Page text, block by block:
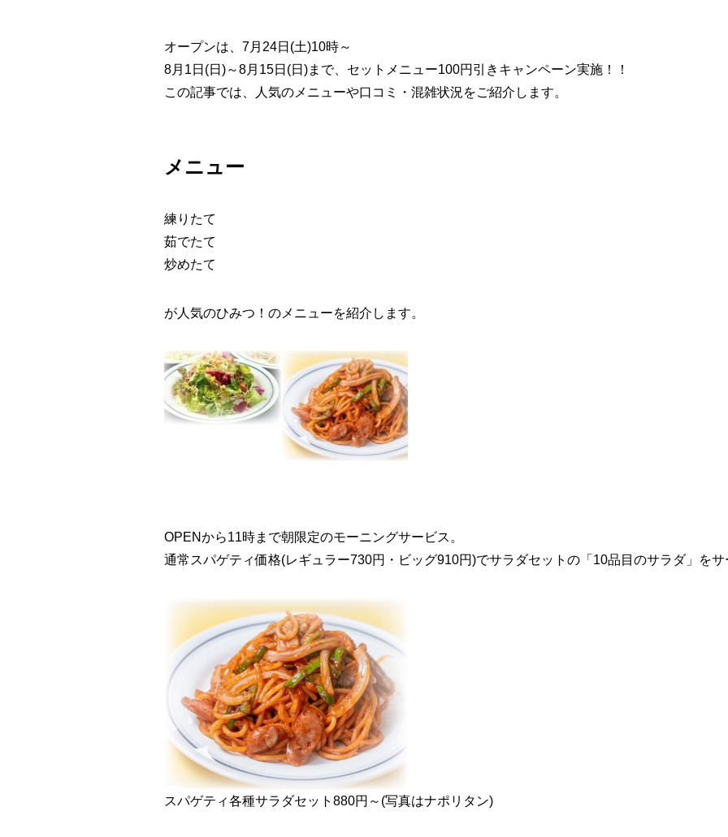
オープンは、 7月24日(土)10時～
8月1日(日)～8月15日(日)まで、セットメニュー100円引きキャンペーン実施！！
この記事では、人気のメニューや口コミ・混雑状況をご紹介します。
メニュー
練りたて
茹でたて
炒めたて
が人気のひみつ！のメニューを紹介します。
OPENから11時まで朝限定のモーニングサービス。
通常スパゲティ価格(レギュラー730円・ビッグ910円)でサラダセットの「10品目のサラダ」をサ
スパゲティ各種サラダセット880円～(写真はナポリタン)